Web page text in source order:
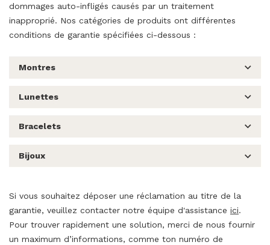
dommages auto-infligés causés par un traitement
inapproprié. Nos catégories de produits ont différentes
conditions de garantie spécifiées ci-dessous :
Montres
Lunettes
Bracelets
Bijoux
Si vous souhaitez déposer une réclamation au titre de la
garantie, veuillez contacter notre équipe d'assistance ici.
Pour trouver rapidement une solution, merci de nous fournir
un maximum d’informations, comme ton numéro de